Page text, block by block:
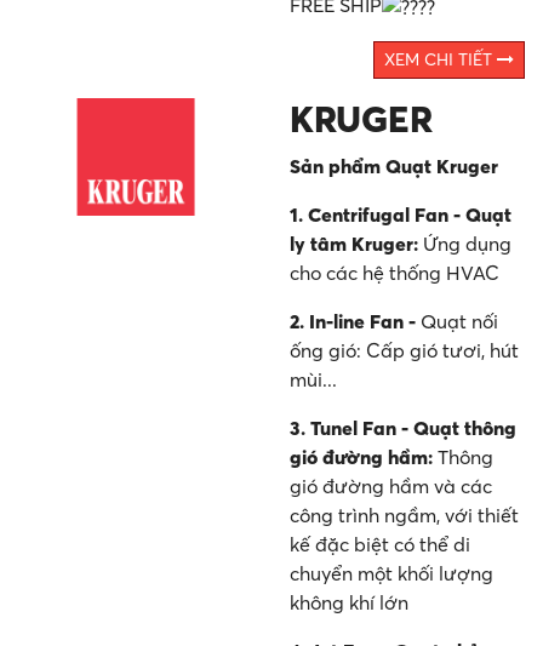
XEM CHI TIẾT
KRUGER
Sản phẩm Quạt Kruger
1. Centrifugal Fan - Quạt
ly tâm Kruger: Ứng dụng
cho các hệ thống HVAC
2. In-line Fan - Quạt nối
ống gió: Cấp gió tươi, hút
mùi...
3. Tunel Fan - Quạt thông
gió đường hầm: Thông
gió đường hầm và các
công trình ngầm, với thiết
kế đặc biệt có thể di
chuyển một khối lượng
không khí lớn